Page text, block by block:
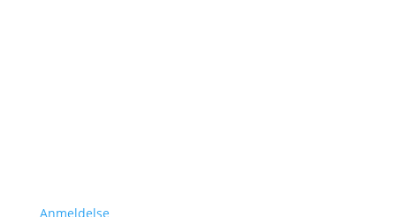
Anmeldelse